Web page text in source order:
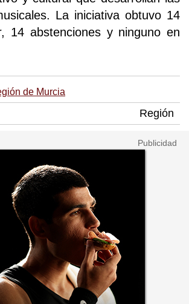
La iniciativa obtuvo 14
14 abstenciones y ninguno en
de Murcia
Región